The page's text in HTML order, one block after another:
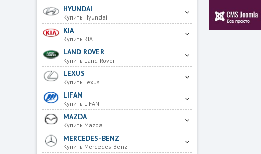
HYUNDAI
Купить Hyundai
KIA
Купить KIA
LAND ROVER
Купить Land Rover
LEXUS
Купить Lexus
LIFAN
Купить LIFAN
MAZDA
Купить Mazda
MERCEDES-BENZ
Купить Mercedes-Benz